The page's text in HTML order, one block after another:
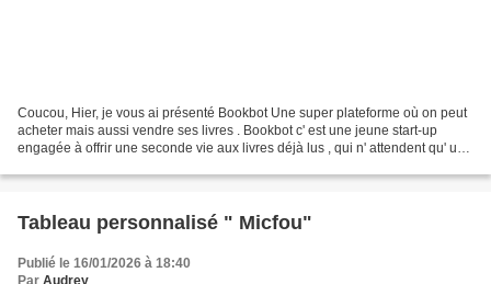
Coucou, Hier, je vous ai présenté Bookbot Une super plateforme où on peut
acheter mais aussi vendre ses livres . Bookbot c' est une jeune start-up
engagée à offrir une seconde vie aux livres déjà lus , qui n' attendent qu' une
Tableau personnalisé " Micfou"
Publié le 16/01/2026 à 18:40
Par Audrey